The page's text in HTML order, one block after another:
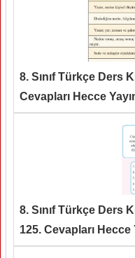
8. Sınıf Türkçe Ders
Cevapları Hecce
8. Sınıf Türkçe Ders
125. Cevapları Hecce